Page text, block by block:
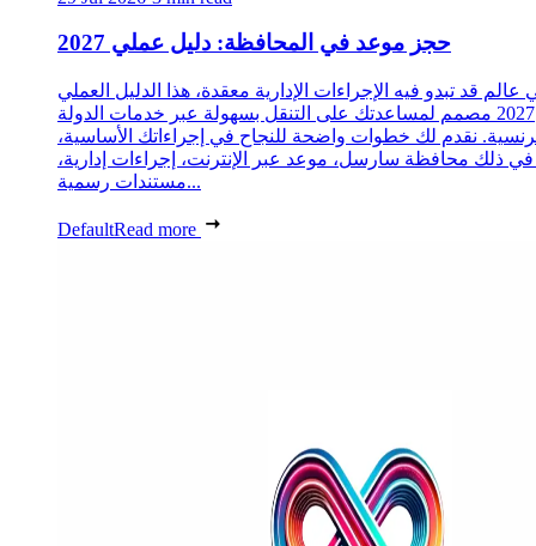
حجز موعد في المحافظة: دليل عملي 2027
عالم قد تبدو فيه الإجراءات الإدارية معقدة، هذا الدليل العملي
2027 مصمم لمساعدتك على التنقل بسهولة عبر خدمات الدولة
نقدم لك خطوات واضحة للنجاح في إجراءاتك الأساسية،
في ذلك محافظة سارسل، موعد عبر الإنترنت، إجراءات إدارية،
مستندات رسمية...
DefaultRead more